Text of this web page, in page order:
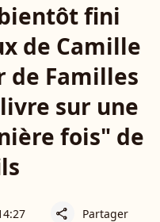
fini
de Camille
de Familles
sur une
fois" de
share Partager